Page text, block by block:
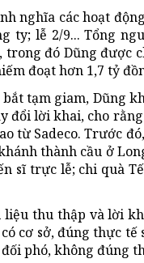
nghĩa các hoạt
ty; lễ 2/9... Tổng
trong đó Dũng được
đoạt hơn 1,7 tỷ
tạm giam, Dũng
đổi lời khai, cho
từ Sadeco. Trước
thành cầu ở
sĩ trực lễ; chi quà
liệu thu thập và lời
cơ sở, đúng thực
phó, không đúng